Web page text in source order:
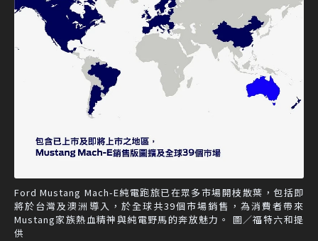
Ford Mustang Mach-E純電跑旅已在眾多市場開枝散葉，包括即
將於台灣及澳洲導入，於全球共39個市場銷售，為消費者帶來
Mustang家族熱血精神與純電野馬的奔放魅力。 圖／福特六和提
供